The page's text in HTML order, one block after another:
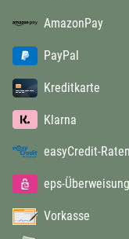
AmazonPay
PayPal
Kreditkarte
Klarna
easyCredit-
eps-Überweisung
Vorkasse